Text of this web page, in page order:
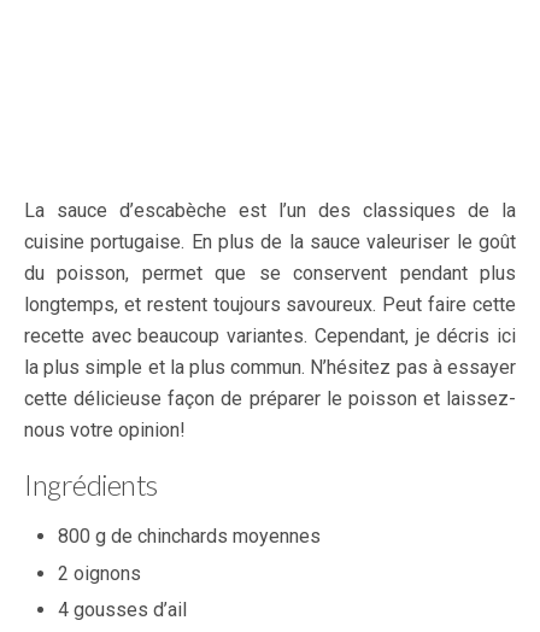
La sauce d’escabèche est l’un des classiques de la
cuisine portugaise. En plus de la sauce valeuriser le goût
du poisson, permet que se conservent pendant plus
longtemps, et restent toujours savoureux. Peut faire cette
recette avec beaucoup variantes. Cependant, je décris ici
la plus simple et la plus commun. N’hésitez pas à essayer
cette délicieuse façon de préparer le poisson et laissez-
nous votre opinion!
Ingrédients
800 g de chinchards moyennes
2 oignons
4 gousses d’ail